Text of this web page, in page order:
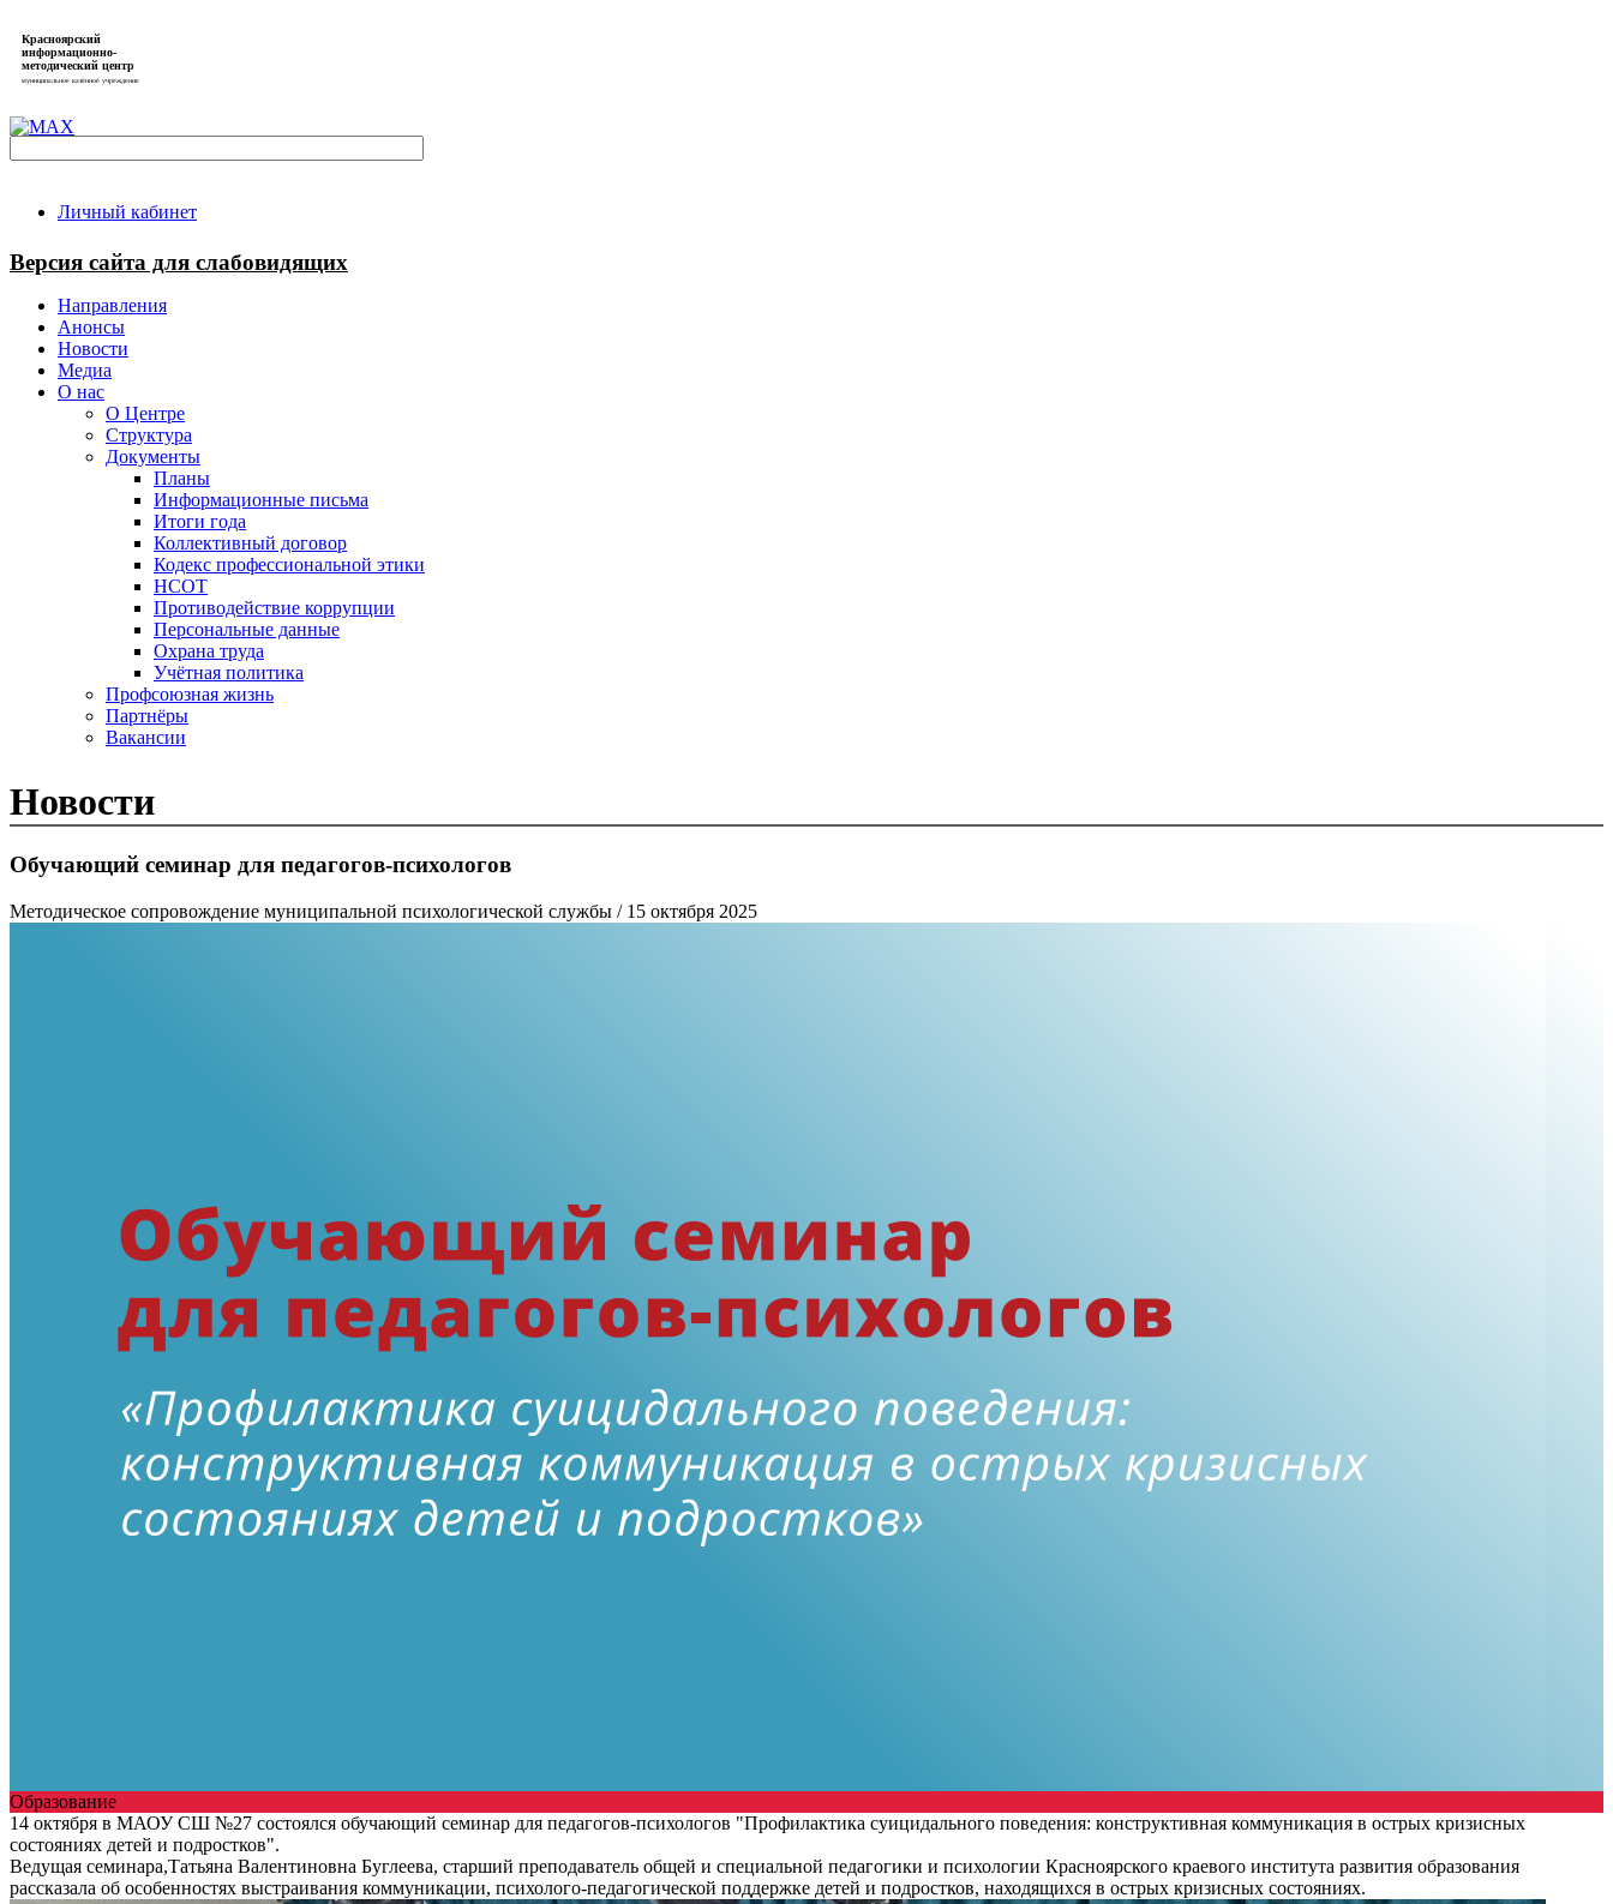
Красноярский
информационно-
методический центр
муниципальное казённое учреждение
Личный кабинет
Версия сайта для слабовидящих
Направления
Анонсы
Новости
Медиа
О нас
О Центре
Структура
Документы
Планы
Информационные письма
Итоги года
Коллективный договор
Кодекс профессиональной этики
НСОТ
Противодействие коррупции
Персональные данные
Охрана труда
Учётная политика
Профсоюзная жизнь
Партнёры
Вакансии
Новости
Обучающий семинар для педагогов-психологов
Методическое сопровождение муниципальной психологической службы / 15 октября 2025
Образование
14 октября в МАОУ СШ №27 состоялся обучающий семинар для педагогов-психологов "Профилактика суицидального поведения: конструктивная коммуникация в острых кризисных
состояниях детей и подростков".
Ведущая семинара,Татьяна Валентиновна Буглеева, старший преподаватель общей и специальной педагогики и психологии Красноярского краевого института развития образования
рассказала об особенностях выстраивания коммуникации, психолого-педагогической поддержке детей и подростков, находящихся в острых кризисных состояниях.